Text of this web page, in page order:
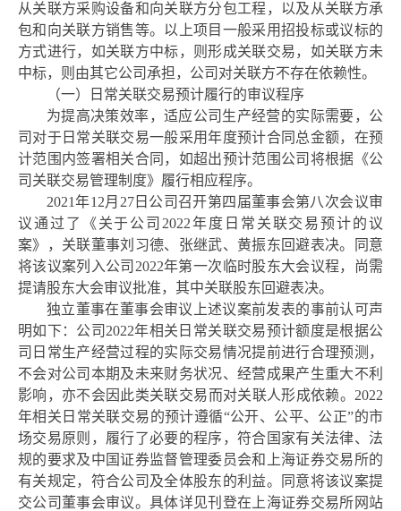
从关联方采购设备和向关联方分包工程，以及从关联方承
包和向关联方销售等。以上项目一般采用招投标或议标的
方式进行，如关联方中标，则形成关联交易，如关联方未
中标，则由其它公司承担，公司对关联方不存在依赖性。
（一）日常关联交易预计履行的审议程序
为提高决策效率，适应公司生产经营的实际需要，公
司对于日常关联交易一般采用年度预计合同总金额，在预
计范围内签署相关合同，如超出预计范围公司将根据《公
司关联交易管理制度》履行相应程序。
2021年12月 27日公司召开第四届董事会第八次会议审
议通过了《 关于公司 2022年度日常关联交易预计的议
案》，关联董事刘习德、张继武、黄振东回避表决。同意
将该议案列入公司 2022年第一次临时股东大会议程，尚需
提请股东大会审议批准，其中关联股东回避表决。
独立董事在董事会审议上述议案前发表的事前认可声
明如下：公司 2022年相关日常关联交易预计额度是根据公
司日常生产经营过程的实际交易情况提前进行合理预测，
不会对公司本期及未来财务状况、经营成果产生重大不利
影响，亦不会因此类关联交易而对关联人形成依赖。2022
年相关日常关联交易的预计遵循“公开、公平、公正”的市
场交易原则，履行了必要的程序，符合国家有关法律、法
规的要求及中国证券监督管理委员会和上海证券交易所的
有关规定，符合公司及全体股东的利益。同意将该议案提
交公司董事会审议。具体详见刊登在上海证券交易所网站